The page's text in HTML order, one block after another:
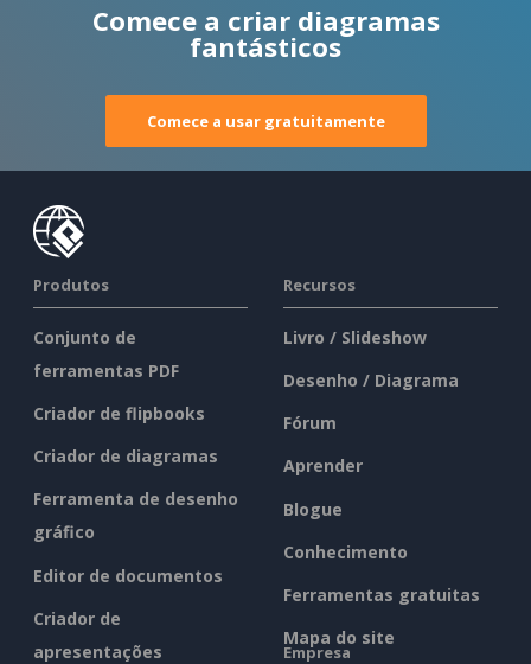
Comece a criar diagramas
fantásticos
Comece a usar gratuitamente
Produtos
Conjunto de
ferramentas PDF
Criador de flipbooks
Criador de diagramas
Ferramenta de desenho
gráfico
Editor de documentos
Criador de
apresentações
Recursos
Livro / Slideshow
Desenho / Diagrama
Fórum
Aprender
Blogue
Conhecimento
Ferramentas gratuitas
Mapa do site
Empresa